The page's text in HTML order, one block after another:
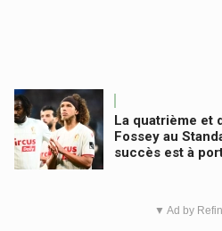
La quatrième et
Fossey au
succès est à
▼ Ad by